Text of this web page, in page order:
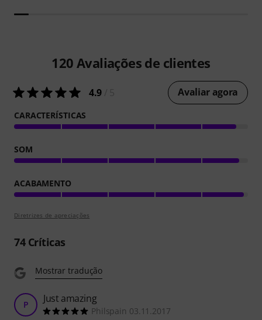
120 Avaliações de clientes
4.9 Avaliar agora
CARACTERÍSTICAS
SOM
ACABAMENTO
Diretrizes de apreciações
74Críticas
Mostrar tradução
P Just amazing
Philspain 03.11.2017